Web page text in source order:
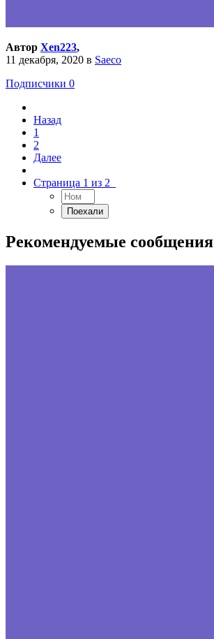
Автор Xen223,
11 декабря, 2020 в Saeco
Подписчики 0
Назад
1
2
Далее
Страница 1 из 2
Рекомендуемые сообщения